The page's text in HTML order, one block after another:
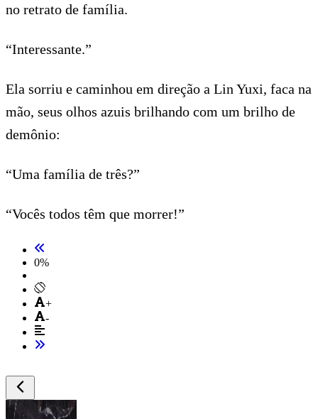
no retrato de família.
“Interessante.”
Ela sorriu e caminhou em direção a Lin Yuxi, faca na
mão, seus olhos azuis brilhando com um brilho de
demônio:
“Uma família de três?”
“Vocês todos têm que morrer!”
0%
+
-